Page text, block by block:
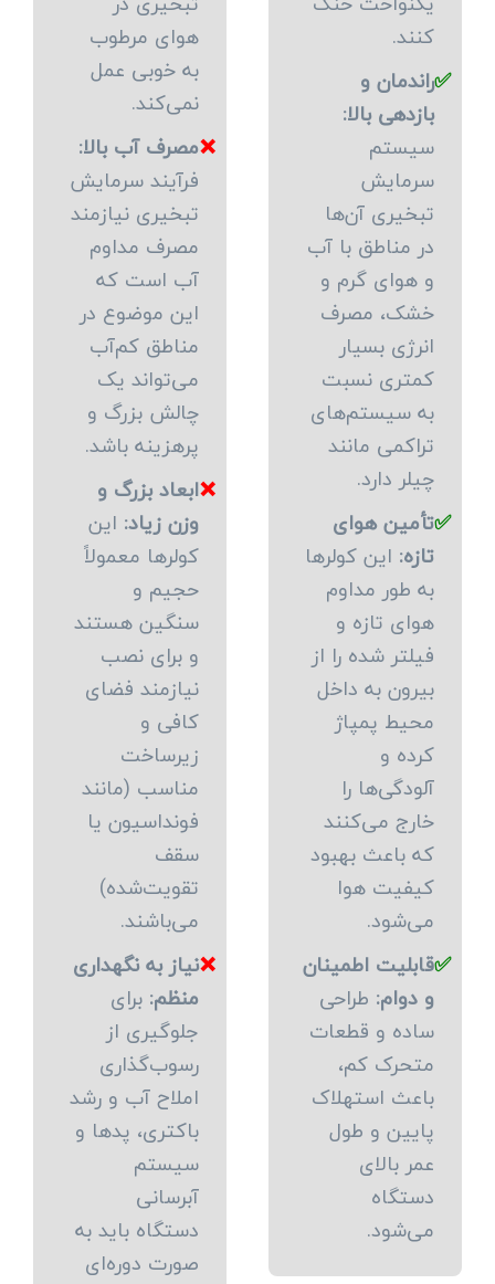
کنند.
✅راندمان و
بازدهی بالا:
سیستم
سرمایش
تبخیری آن‌ها
در مناطق با آب
و هوای گرم و
خشک، مصرف
انرژی بسیار
کمتری نسبت
به سیستم‌های
تراکمی مانند
چیلر دارد.
✅تأمین هوای
تازه: این کولرها
به طور مداوم
هوای تازه و
فیلتر شده را از
بیرون به داخل
محیط پمپاژ
کرده و
آلودگی‌ها را
خارج می‌کنند
که باعث بهبود
کیفیت هوا
می‌شود.
✅قابلیت اطمینان
و دوام: طراحی
ساده و قطعات
متحرک کم،
باعث استهلاک
پایین و طول
عمر بالای
دستگاه
می‌شود.
هوای مرطوب
به خوبی عمل
نمی‌کند.
❌مصرف آب بالا:
فرآیند سرمایش
تبخیری نیازمند
مصرف مداوم
آب است که
این موضوع در
مناطق کم‌آب
می‌تواند یک
چالش بزرگ و
پرهزینه باشد.
❌ابعاد بزرگ و
وزن زیاد: این
کولرها معمولاً
حجیم و
سنگین هستند
و برای نصب
نیازمند فضای
کافی و
زیرساخت
مناسب (مانند
فونداسیون یا
سقف
تقویت‌شده)
می‌باشند.
❌نیاز به نگهداری
منظم: برای
جلوگیری از
رسوب‌گذاری
املاح آب و رشد
باکتری، پدها و
سیستم
آبرسانی
دستگاه باید به
صورت دوره‌ای